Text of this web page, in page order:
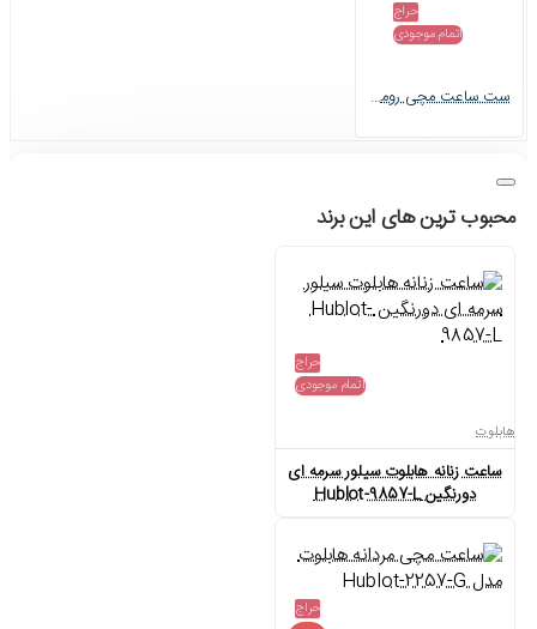
حراج
اتمام موجودی
ست ساعت مچی رومانسون Romanson-3333-S
محبوب ترین های این برند
حراج
اتمام موجودی
هابلوت
ساعت زنانه هابلوت سیلور سرمه ای
دورنگین Hublot-9857-L
حراج